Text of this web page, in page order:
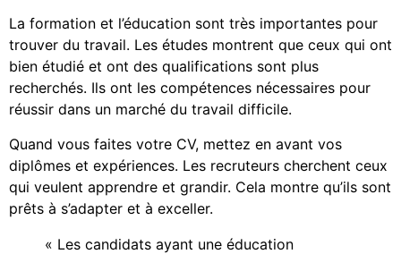
La formation et l’éducation sont très importantes pour
trouver du travail. Les études montrent que ceux qui ont
bien étudié et ont des qualifications sont plus
recherchés. Ils ont les compétences nécessaires pour
réussir dans un marché du travail difficile.
Quand vous faites votre CV, mettez en avant vos
diplômes et expériences. Les recruteurs cherchent ceux
qui veulent apprendre et grandir. Cela montre qu’ils sont
prêts à s’adapter et à exceller.
« Les candidats ayant une éducation